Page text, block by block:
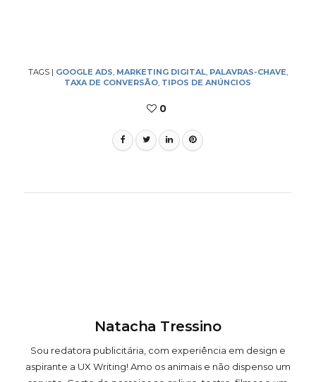
TAGS| GOOGLE ADS, MARKETING DIGITAL, PALAVRAS-CHAVE,
TAXA DE CONVERSÃO, TIPOS DE ANÚNCIOS
0
Natacha Tressino
Sou redatora publicitária, com experiência em design e
aspirante a UX Writing! Amo os animais e não dispenso um